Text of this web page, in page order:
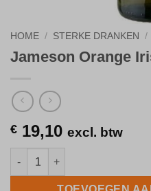
HOME / STERKE DRANKEN /
Jameson Orange
€ 19,10 excl. btw
Jameson Orange Irish Whisky